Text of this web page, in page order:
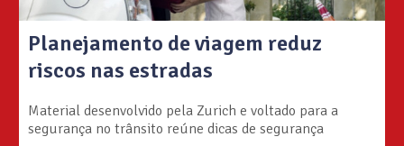
Planejamento de viagem reduz
riscos nas estradas
Material desenvolvido pela Zurich e voltado para a
segurança no trânsito reúne dicas de segurança